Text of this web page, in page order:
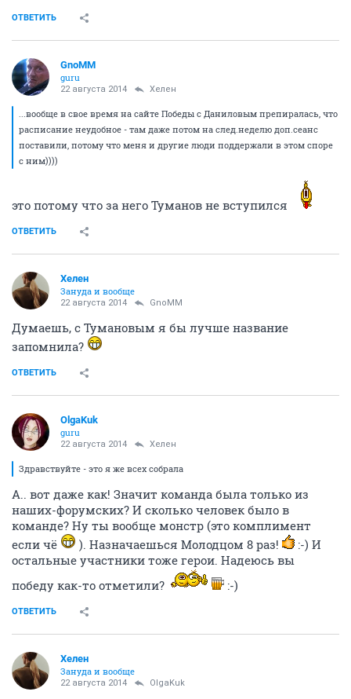
ОТВЕТИТЬ
GnoMM
guru
22 августа 2014 Хелен
...вообще в свое время на сайте Победы с Даниловым препиралась, что
расписание неудобное - там даже потом на след.неделю доп.сеанс
поставили, потому что меня и другие люди поддержали в этом споре
с ним))))
это потому что за него Туманов не вступился
ОТВЕТИТЬ
Хелен
Зануда и вообще
22 августа 2014 GnoMM
Думаешь, с Тумановым я бы лучше название
запомнила?
ОТВЕТИТЬ
OlgaKuk
guru
22 августа 2014 Хелен
Здравствуйте - это я же всех собрала
А.. вот даже как! Значит команда была только из
наших-форумских? И сколько человек было в
команде? Ну ты вообще монстр (это комплимент
если чё
). Назначаешься Молодцом 8 раз!
:-) И
остальные участники тоже герои. Надеюсь вы
победу как-то отметили?
:-)
ОТВЕТИТЬ
Хелен
Зануда и вообще
22 августа 2014 OlgaKuk